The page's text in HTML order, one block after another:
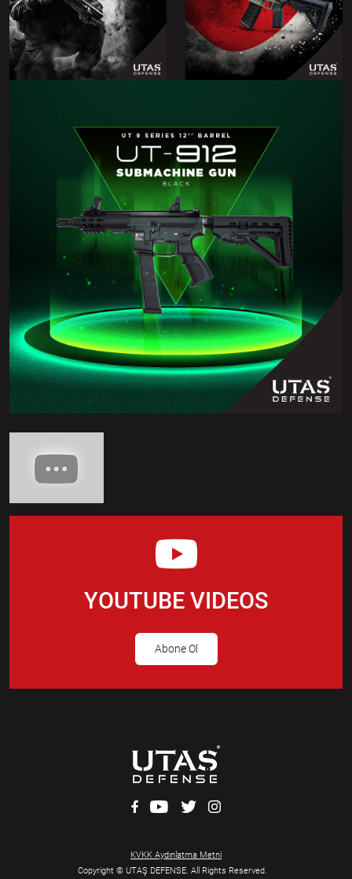
YOUTUBE VIDEOS
Abone Ol
Copyright © UTAŞ DEFENSE. All Rights Reserved.
KVKK Aydınlatma Metni